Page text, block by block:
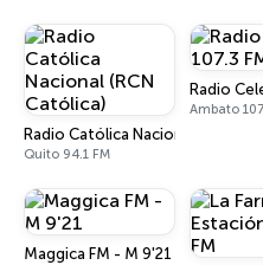
Radio Católica Nacional (RCN
Quito 94.1 FM
Radio
Ambato
Maggica FM - M 9'21